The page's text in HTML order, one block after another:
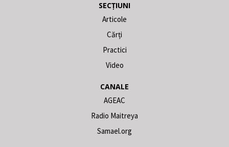
SECȚIUNI
Articole
Cărți
Practici
Video
CANALE
AGEAC
Radio Maitreya
Samael.org